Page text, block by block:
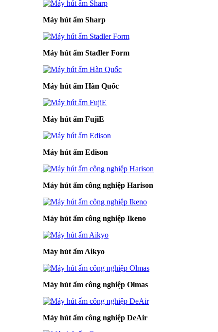
Máy hút ẩm Sharp
Máy hút ẩm Stadler Form
Máy hút ẩm Hàn Quốc
Máy hút ẩm FujiE
Máy hút ẩm Edison
Máy hút ẩm công nghiệp Harison
Máy hút ẩm công nghiệp Ikeno
Máy hút ẩm Aikyo
Máy hút ẩm công nghiệp Olmas
Máy hút ẩm công nghiệp DeAir